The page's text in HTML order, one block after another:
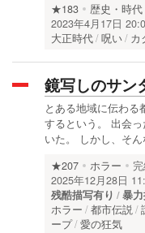
★183 歴史・時
2023年4月17日
大正時代 呪い カ
鏡写しのサン
とある地域に伝わる
するという。 出会
いた。 しかし、そ
★207 ホラー
2025年12月28日
残酷描写有り
暴
ホラー
都市伝説
ープ 愛の狂気